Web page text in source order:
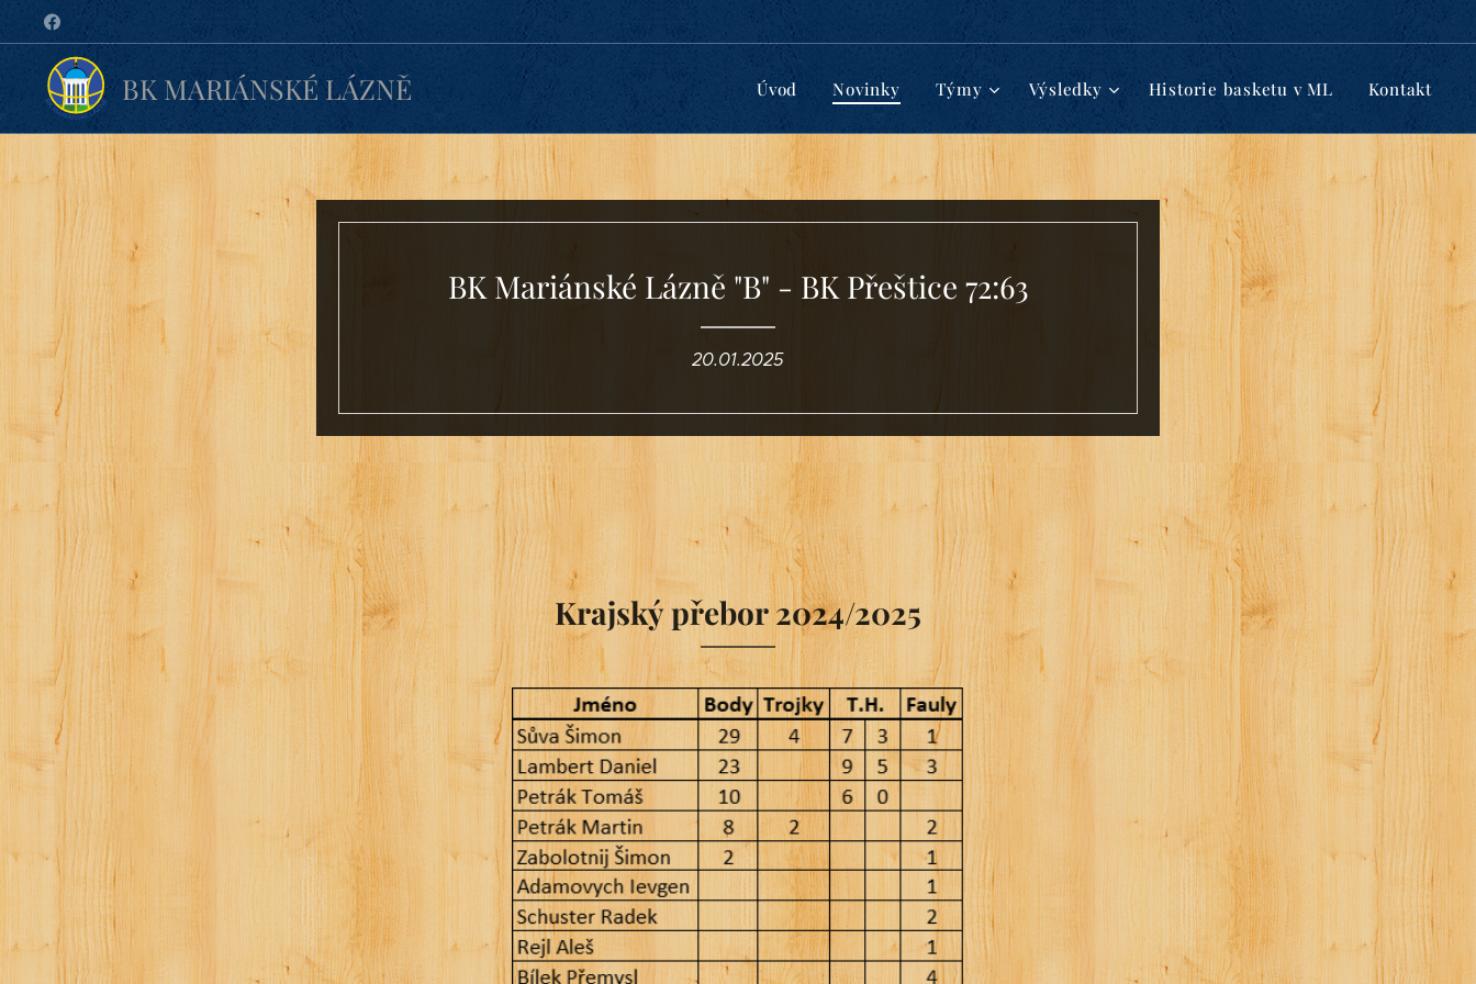
BK MARIÁNSKÉ LÁZNĚ Úvod Novinky Týmy Výsledky Historie basketu v ML Kontakt
BK Mariánské Lázně "B" - BK Přeštice 72:63
20.01.2025
Krajský přebor 2024/2025